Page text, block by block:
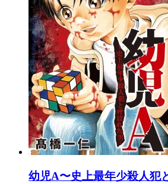
幼児A〜史上最年少殺人犯